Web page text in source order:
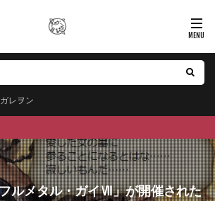
ガレヲン
ルメタル・ガイⅦ」が開催された